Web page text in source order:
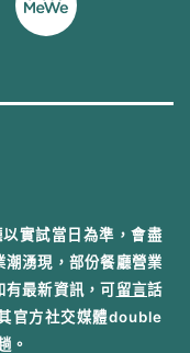
實試當日為準，會盡
湧現，部份餐廳營業
有最新資訊，可留言話
官方社交媒體double
。